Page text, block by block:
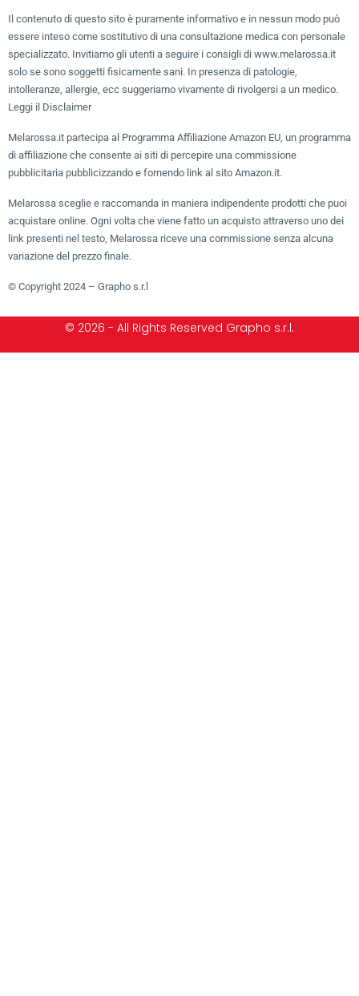
Il contenuto di questo sito è puramente informativo e in nessun modo può
essere inteso come sostitutivo di una consultazione medica con personale
specializzato. Invitiamo gli utenti a seguire i consigli di www.melarossa.it
solo se sono soggetti fisicamente sani. In presenza di patologie,
intolleranze, allergie, ecc suggeriamo vivamente di rivolgersi a un medico.
Leggi il Disclaimer
Melarossa.it partecipa al Programma Affiliazione Amazon EU, un programma
di affiliazione che consente ai siti di percepire una commissione
pubblicitaria pubblicizzando e fornendo link al sito Amazon.it.
Melarossa sceglie e raccomanda in maniera indipendente prodotti che puoi
acquistare online. Ogni volta che viene fatto un acquisto attraverso uno dei
link presenti nel testo, Melarossa riceve una commissione senza alcuna
variazione del prezzo finale.
© Copyright 2024 – Grapho s.r.l
© 2026 - All Rights Reserved Grapho s.r.l.